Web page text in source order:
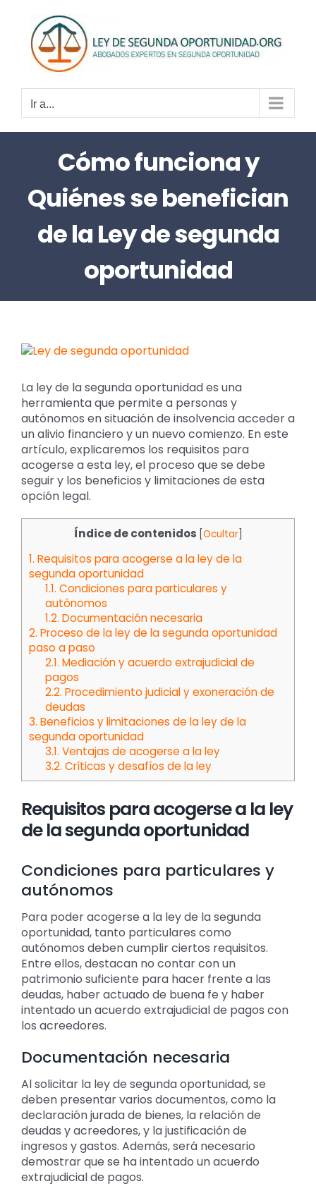
contenido
Ir a...
Cómo funciona y
Quiénes se benefician
de la Ley de segunda
oportunidad
Ver
más
grande
La ley de la segunda oportunidad es una
herramienta que permite a personas y
autónomos en situación de insolvencia acceder a
un alivio financiero y un nuevo comienzo. En este
artículo, explicaremos los requisitos para
acogerse a esta ley, el proceso que se debe
seguir y los beneficios y limitaciones de esta
opción legal.
Índice de contenidos [Ocultar]
1. Requisitos para acogerse a la ley de la
segunda oportunidad
1.1. Condiciones para particulares y
autónomos
1.2. Documentación necesaria
2. Proceso de la ley de la segunda oportunidad
paso a paso
2.1. Mediación y acuerdo extrajudicial de
pagos
2.2. Procedimiento judicial y exoneración de
deudas
3. Beneficios y limitaciones de la ley de la
segunda oportunidad
3.1. Ventajas de acogerse a la ley
3.2. Críticas y desafíos de la ley
Requisitos para acogerse a la ley
de la segunda oportunidad
Condiciones para particulares y
autónomos
Para poder acogerse a la ley de la segunda
oportunidad, tanto particulares como
autónomos deben cumplir ciertos requisitos.
Entre ellos, destacan no contar con un
patrimonio suficiente para hacer frente a las
deudas, haber actuado de buena fe y haber
intentado un acuerdo extrajudicial de pagos con
los acreedores.
Documentación necesaria
Al solicitar la ley de segunda oportunidad, se
deben presentar varios documentos, como la
declaración jurada de bienes, la relación de
deudas y acreedores, y la justificación de
ingresos y gastos. Además, será necesario
demostrar que se ha intentado un acuerdo
extrajudicial de pagos.